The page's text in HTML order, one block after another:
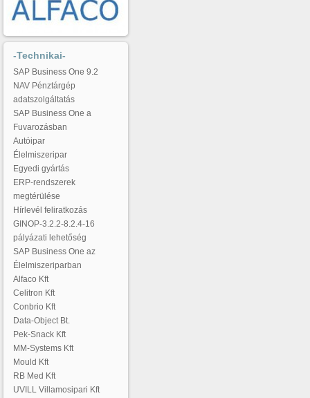
-Technikai-
SAP Business One 9.2
NAV Pénztárgép
adatszolgáltatás
SAP Business One a
Fuvarozásban
Autóipar
Élelmiszeripar
Egyedi gyártás
ERP-rendszerek
megtérülése
Hírlevél feliratkozás
GINOP-3.2.2-8.2.4-16
pályázati lehetőség
SAP Business One az
Élelmiszeriparban
Alfaco Kft
Celitron Kft
Conbrio Kft
Data-Object Bt.
Pek-Snack Kft
MM-Systems Kft
Mould Kft
RB Med Kft
UVILL Villamosipari Kft